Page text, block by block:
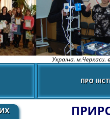
Україна. м.Черкаси.
ПРО